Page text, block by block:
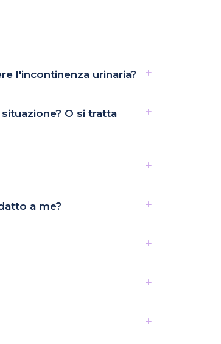
l'incontinenza urinaria?
O si tratta
a me?